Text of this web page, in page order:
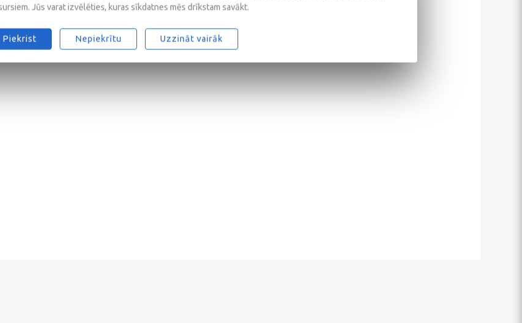
Jūs varat izvēlēties, kuras sīkdatnes mēs drīkstam savākt.
Piekrist Nepiekrītu Uzzināt vairāk